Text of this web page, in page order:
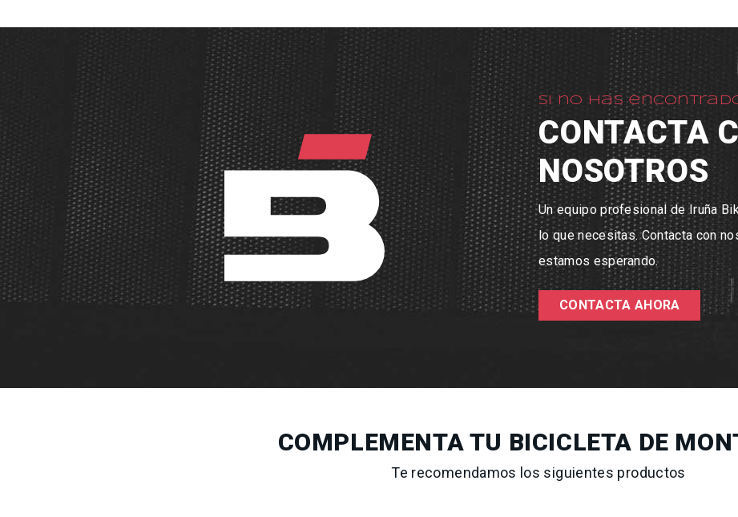
Si no has
CONTACTA
NOSOTROS
Un equipo profesional de Iruña
lo que necesitas. Contacta con
estamos esperando.
CONTACTA AHORA
COMPLEMENTA TU BICICLETA DE
Te recomendamos los siguientes productos